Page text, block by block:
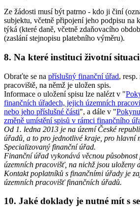
Ze žádosti musí být patrno - kdo ji činí
subjektu, včetně připojení jeho podpisu na
týká (které daně, včetně zdaňovacího
(zaslání stejnopisu platebního výměru).
8. Na které instituci životní
Obraťte se na příslušný finanční úřad,
pracoviště, na němž je uložen spis.
Informace o uložení spisu lze nalézt v "
finančních úřadech, jejich územních
nebo jeho příslušné části", a dále v "
změně umístění spisů v rámci finančního
Od 1. ledna 2013 je na území České
úřadů, a to pro jednotlivé kraje, pro hlavní
Specializovaný finanční úřad.
Finanční úřad vykonává věcnou
územních pracovišť, na nichž jsou uloženy
Kontakt poplatníků s finančními úřady je
územních pracovišť finančních úřadů.
10. Jaké doklady je nutné mít s